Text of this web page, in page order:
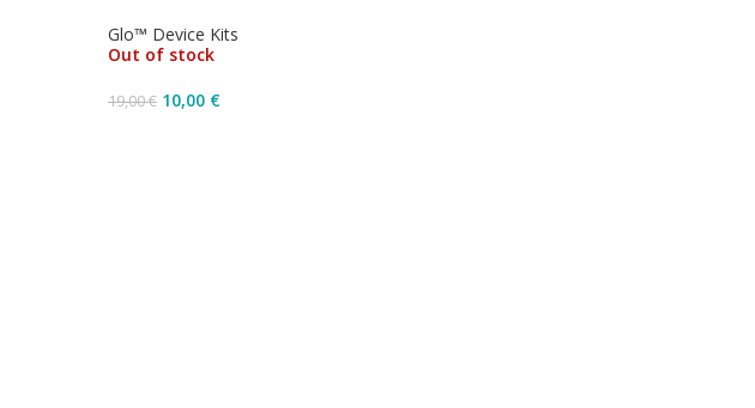
Glo™ Device Kits
Out of stock
19,00€ 10,00 €